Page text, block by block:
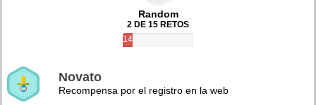
Random
2 DE 15 RETOS
14%
Novato
Recompensa por el registro en la web